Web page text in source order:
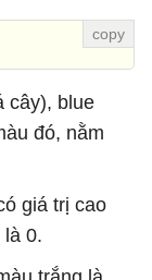
cây), blue
đó, nằm
giá trị cao
0.